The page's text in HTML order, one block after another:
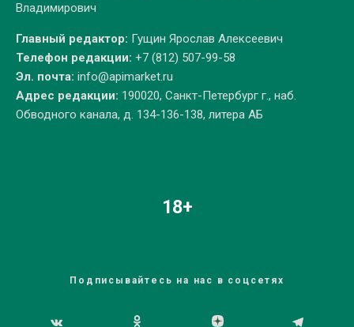
Владимирович
Главный редактор: Гущин Ярослав Алексеевич
Телефон редакции: +7 (812) 507-99-58
Эл. почта: info@apimarket.ru
Адрес редакции: 190020, Санкт-Петербург г., наб.
Обводного канала, д. 134-136-138, литера АБ
18+
Подписывайтесь на нас в соцсетях